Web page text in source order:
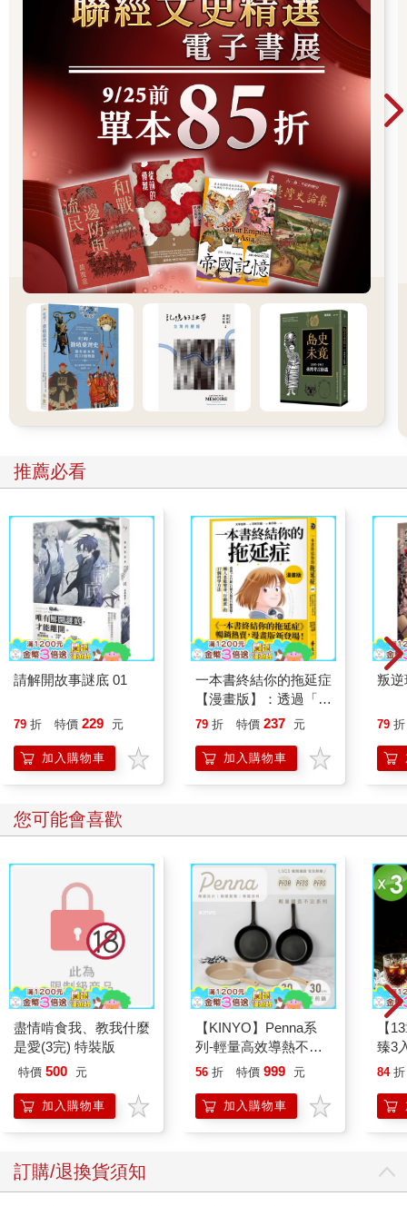
著釦領襯衫、梳著約翰．甘迺迪式的髮型，就會被警方攔下。這
一夜共有兩百名青少年遭逮，其中八十五人由巴士迅速送進築地
監獄，歷經整晚的起訴和訓誡，憂心忡忡的父母也連忙趕來探
視。
隔天，刑警向報紙揭露御幸族的邪惡伎倆，例如將菸藏在厚厚的
英文書裡。警方也承認，不是所有御幸族都幹了什麼壞事，但這
場突襲還是有其必要，如此「才能保護這些年輕人，免得他們
『變成』罪犯」。這場逮捕行動也證實了警方的憂慮，他們擔心
日本的男性氣概岌岌可危其實與青少年對時尚的高度興趣有關。
刑警對於御幸族男孩以「女性化」的用字遣詞說話相當反感。
警方決心驅趕這些顛覆了傳統的年輕人，在隔週週六夜裡再度掃
蕩銀座，逮捕漏網之魚。警方的強硬手段相當成功，直到年底，
利。外國訪客返鄉後不會心有餘悸地說他們在東京看過身穿緊身
長褲的不良少年。
儘管成年人擊潰了御幸族，但日本年輕人卻在一場規模更大的戰
威，企圖掙脫狹隘的學生身分，創造自己特有的文化。他們最重
要的第一步，就是將一致的學校制服換成帶有個人風格的服裝。
日本經濟奇蹟和大眾媒體爆炸性地成長，很快就擴及至大眾階
層。自從常春藤風格席捲銀座後，日本經歷了五十年的發展軌
跡，成為世上對流行時尚最為著迷的國家。
日本年輕人在追求流行服飾上所費的時間、金錢與力氣相當驚
人，相較於全球各地的同齡者更是如此。男性時尚刊物在人口數
為日本二點五倍的美國還不到十本，但日本卻有高達五十餘本之
多。小說家威廉．吉布森（William Gibson）曾寫道，PARCO這
間以年輕人為主要客群的日本連鎖百貨，讓「洛杉磯梅爾羅斯大
街（Melrose）上的佛瑞德西格百貨（Fred Segal）相形之下活像
是蒙大拿州的暢貨中心」。東京有好幾個區域都是以販售服裝給
代官山。這還只是首都的景象。從寒冷的北海道到亞熱帶的沖
繩，你隨處都能在各地小店輕鬆買到頂尖的日本與外國品牌衣
日本人多年來都是著迷程度首屈一指的全球時尚消費者，但在近
三十年間，貿易平衡已有變化，日籍設計師與品牌已逐漸擄獲海
外消費者的眼光，日本服裝如今已出口世界各地。歐洲時尚界率
先愛上異國風味強烈的日本設計師服裝──最早是山本寬齋與高田
賢三風格強烈的東方樣式，繼而是川久保玲的Comme des
Garçons、山本耀司與三宅一生的前衛設計。從一九九〇年代
起，歐美創意產業也開始頌揚各種以日本風格詮釋的基本單品，
像是T恤、牛仔褲，以及牛津襯衫。到了二十一世紀的第一個十
年，嘻哈音樂的歌詞已將A BATHING APE和EVISU視為奢華生活
風格的必備服裝。而且，紐約蘇活區或倫敦西區深諳時尚的消費
者對於UNIQLO的喜好也多過Gap。
接著，時尚專家開始宣稱日本品牌製造的美式風格服裝甚至好過
美國品牌，這一點可說非比尋常。與此同時，美國年輕人也開始
參考網路上未經授權掃描下來的日本雜誌圖片，模仿當中的傳統
美式風格造型。二〇一〇年，世界各地的讀者紛紛搶購復刻版的
國常春藤聯盟（Ivy League）校園內的學生衣著造型，首刷此時
推薦必看
請解開故事謎底 01
79 折 特價 229 元
加入購物車
一本書終結你的拖延症
【漫畫版】：透過「小
行動」打開大腦的行動
「行動派」的37個科
學方法
79 折 特價 237 元
加入購物車
叛逆
79 折
您可能會喜歡
盡情啃食我、教我什麼
是愛(3完) 特裝版
特價 500 元
加入購物車
【KINYO】Penna系
列-輕量高效導熱不沾
平煎鍋30cm
56 折 特價 999 元
加入購物車
【
臻3
84 折
訂購/退換貨須知